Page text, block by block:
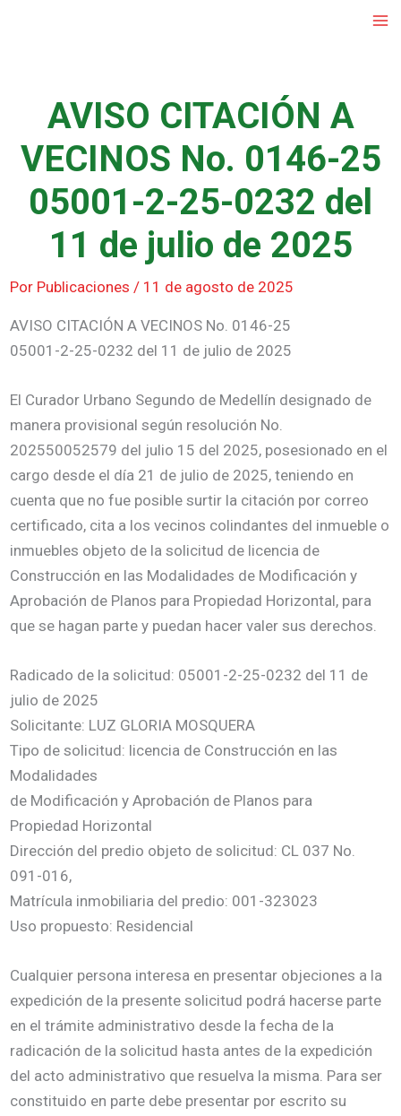
AVISO CITACIÓN A
VECINOS No. 0146-25
05001-2-25-0232 del
11 de julio de 2025
Por Publicaciones / 11 de agosto de 2025
AVISO CITACIÓN A VECINOS No. 0146-25
05001-2-25-0232 del 11 de julio de 2025
El Curador Urbano Segundo de Medellín designado de
manera provisional según resolución No.
202550052579 del julio 15 del 2025, posesionado en el
cargo desde el día 21 de julio de 2025, teniendo en
cuenta que no fue posible surtir la citación por correo
certificado, cita a los vecinos colindantes del inmueble o
inmuebles objeto de la solicitud de licencia de
Construcción en las Modalidades de Modificación y
Aprobación de Planos para Propiedad Horizontal, para
que se hagan parte y puedan hacer valer sus derechos.
Radicado de la solicitud: 05001-2-25-0232 del 11 de
julio de 2025
Solicitante: LUZ GLORIA MOSQUERA
Tipo de solicitud: licencia de Construcción en las
Modalidades
de Modificación y Aprobación de Planos para
Propiedad Horizontal
Dirección del predio objeto de solicitud: CL 037 No.
091-016,
Matrícula inmobiliaria del predio: 001-323023
Uso propuesto: Residencial
Cualquier persona interesa en presentar objeciones a la
expedición de la presente solicitud podrá hacerse parte
en el trámite administrativo desde la fecha de la
radicación de la solicitud hasta antes de la expedición
del acto administrativo que resuelva la misma. Para ser
constituido en parte debe presentar por escrito su